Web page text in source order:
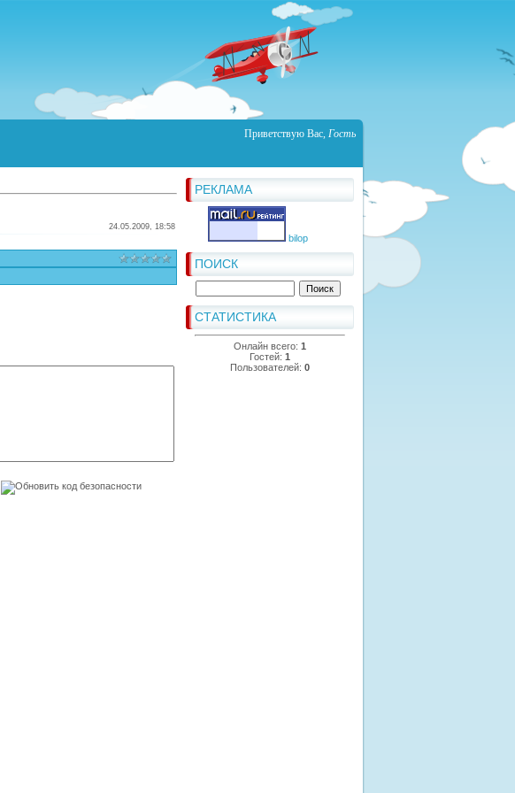
Приветствую Вас, Гость
РЕКЛАМА
bilop
ПОИСК
СТАТИСТИКА
Онлайн всего: 1
Гостей: 1
Пользователей: 0
24.05.2009, 18:58